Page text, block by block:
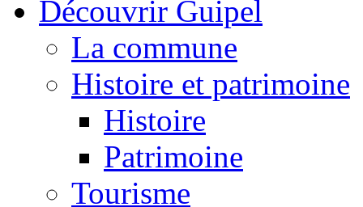
Découvrir Guipel
La commune
Histoire et patrimoine
Histoire
Patrimoine
Tourisme